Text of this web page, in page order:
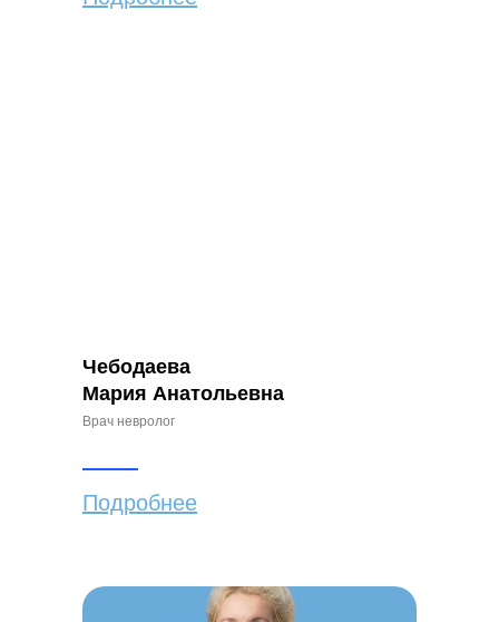
Чебодаева
Мария Анатольевна
Врач невролог
Подробнее